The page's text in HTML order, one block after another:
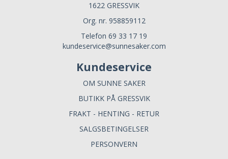
1622 GRESSVIK
Org. nr. 958859112
Telefon 69 33 17 19
kundeservice@sunnesaker.com
Kundeservice
OM SUNNE SAKER
BUTIKK PÅ GRESSVIK
FRAKT - HENTING - RETUR
SALGSBETINGELSER
PERSONVERN